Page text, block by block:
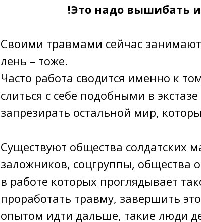
!Это надо вышибать
Своими травмами сейчас
лень – тоже.
Часто работа сводится именно к
слиться с себе подобными в
запрезирать остальной мир,
Существуют общества солдатских
заложников, соцгруппы, общества
в работе которых проглядывает
проработать травму, завершить
опытом идти дальше, такие люди